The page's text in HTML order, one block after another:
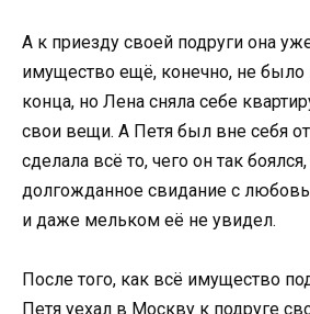
А к приезду своей подруги она
имущество ещё, конечно, не было
конца, но Лена сняла себе
свои вещи. А Петя был вне себя
сделала всё то, чего он так
долгожданное свидание с
и даже мельком её не увидел.
После того, как всё имущество
Петя уехал в Москву к подруге